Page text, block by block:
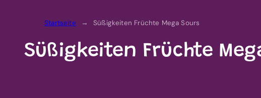
Startseite Süßigkeiten Früchte Mega Sours
Süßigkeiten Früchte